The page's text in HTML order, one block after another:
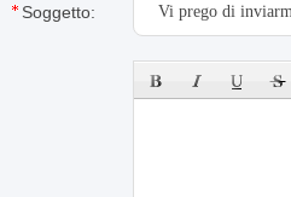
Soggetto: